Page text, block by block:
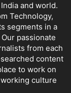
and world.
Technology,
segments in a
passionate
from each
content
to work on
culture